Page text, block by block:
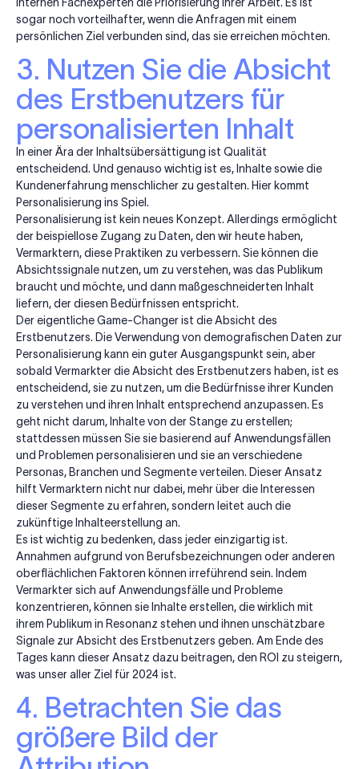
sogar noch vorteilhafter, wenn die Anfragen mit einem
persönlichen Ziel verbunden sind, das sie erreichen möchten.
3. Nutzen Sie die Absicht
des Erstbenutzers für
personalisierten Inhalt
In einer Ära der Inhaltsübersättigung ist Qualität
entscheidend. Und genauso wichtig ist es, Inhalte sowie die
Kundenerfahrung menschlicher zu gestalten. Hier kommt
Personalisierung ins Spiel.
Personalisierung ist kein neues Konzept. Allerdings ermöglicht
der beispiellose Zugang zu Daten, den wir heute haben,
Vermarktern, diese Praktiken zu verbessern. Sie können die
Absichtssignale nutzen, um zu verstehen, was das Publikum
braucht und möchte, und dann maßgeschneiderten Inhalt
liefern, der diesen Bedürfnissen entspricht.
Der eigentliche Game-Changer ist die Absicht des
Erstbenutzers. Die Verwendung von demografischen Daten zur
Personalisierung kann ein guter Ausgangspunkt sein, aber
sobald Vermarkter die Absicht des Erstbenutzers haben, ist es
entscheidend, sie zu nutzen, um die Bedürfnisse ihrer Kunden
zu verstehen und ihren Inhalt entsprechend anzupassen. Es
geht nicht darum, Inhalte von der Stange zu erstellen;
stattdessen müssen Sie sie basierend auf Anwendungsfällen
und Problemen personalisieren und sie an verschiedene
Personas, Branchen und Segmente verteilen. Dieser Ansatz
hilft Vermarktern nicht nur dabei, mehr über die Interessen
dieser Segmente zu erfahren, sondern leitet auch die
zukünftige Inhalteerstellung an.
Es ist wichtig zu bedenken, dass jeder einzigartig ist.
Annahmen aufgrund von Berufsbezeichnungen oder anderen
oberflächlichen Faktoren können irreführend sein. Indem
Vermarkter sich auf Anwendungsfälle und Probleme
konzentrieren, können sie Inhalte erstellen, die wirklich mit
ihrem Publikum in Resonanz stehen und ihnen unschätzbare
Signale zur Absicht des Erstbenutzers geben. Am Ende des
Tages kann dieser Ansatz dazu beitragen, den ROI zu steigern,
was unser aller Ziel für 2024 ist.
4. Betrachten Sie das
größere Bild der